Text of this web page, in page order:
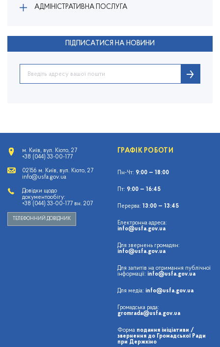
АДМІНІСТРАТИВНА ПОСЛУГА
ПІДПИСАТИСЯ НА НОВИНИ
м. Київ, вул. Кіото, 27
+38 (044) 33-00-177
02156 м. Київ, вул. Кіото, 27
info@usfa.gov.ua
Довідки щодо
документообігу:
+38 (044) 33-00-177 вн. 207
ТЕЛЕФОННИЙ ДОВІДНИК
ГРАФІК РОБОТИ
Пн-Чт: 9:00 — 18:00
Пт: 9:00 — 16:45
Перерва: 13:00 — 13:45
Електронна адреса:
info@usfa.gov.ua
Для звернень громадян:
info@usfa.gov.ua
Для запитів на отримання публічної
інформації: info@usfa.gov.ua
Для медіа: info@usfa.gov.ua
Громадська рада:
gromrada@usfa.gov.ua
Форма подання ініціативи /
звернення до Громадської Ради
при Держкіно